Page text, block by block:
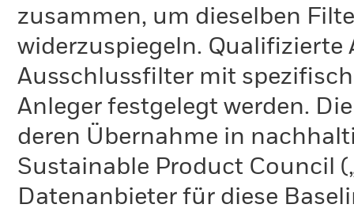
zusammen, um dieselben
widerzuspiegeln.
Ausschlussfilter mit
Anleger festgelegt werden.
deren Übernahme in
Sustainable Product Council
Datenanbieter für diese